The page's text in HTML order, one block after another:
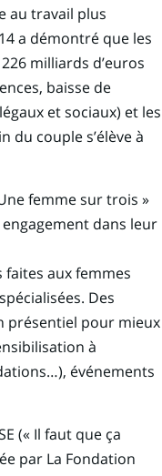
au travail plus
a démontré que les
milliards d’euros
baisse de
et sociaux) et les
du couple s’élève à
femme sur trois »
dans leur
aux femmes
Des
présentiel pour mieux
à
événements
(« Il faut que ça
par La Fondation